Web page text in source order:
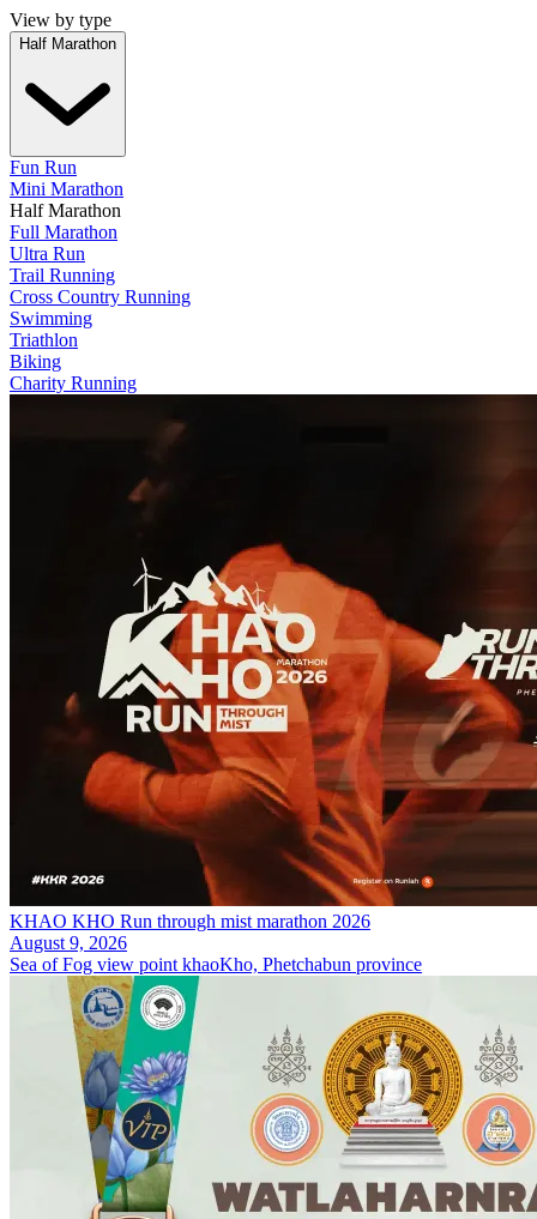
View by type
Half Marathon
Fun Run
Mini Marathon
Half Marathon
Full Marathon
Ultra Run
Trail Running
Cross Country Running
Swimming
Triathlon
Biking
Charity Running
KHAO KHO Run through mist marathon 2026
August 9, 2026
Sea of Fog view point khaoKho, Phetchabun province